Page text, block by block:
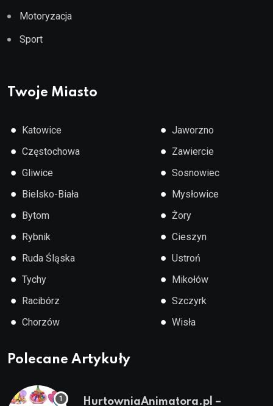
Motoryzacja
Sport
Twoje Miasto
● Katowice
● Częstochowa
● Gliwice
● Bielsko-Biała
● Bytom
● Rybnik
● Ruda Śląska
● Tychy
● Racibórz
● Chorzów
● Jaworzno
● Zawiercie
● Sosnowiec
● Mysłowice
● Żory
● Cieszyn
● Ustroń
● Mikołów
● Szczyrk
● Wisła
Polecane Artykuły
HurtowniaAnimatora.pl –